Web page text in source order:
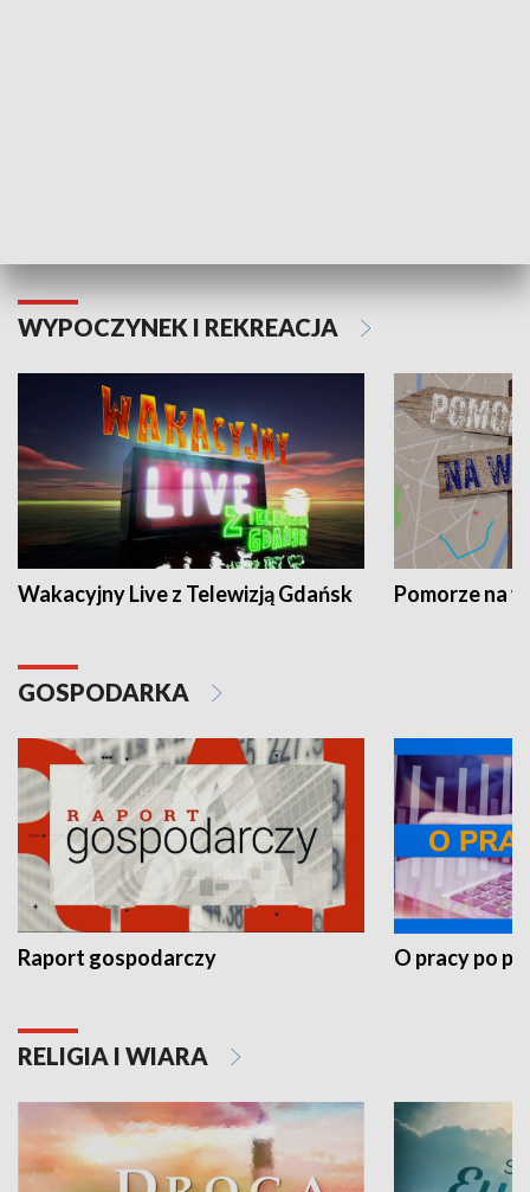
WYPOCZYNEK I REKREACJA
Wakacyjny Live z Telewizją Gdańsk Pomorze na
GOSPODARKA
Raport gospodarczy O pracy po
RELIGIA I WIARA